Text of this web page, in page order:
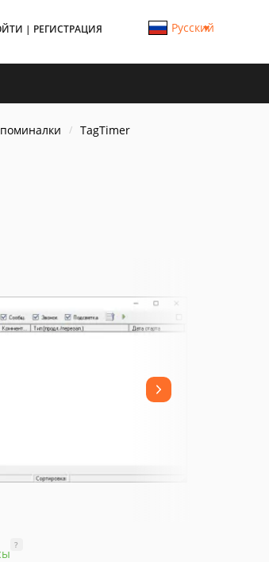
| РЕГИСТРАЦИЯ Русский
TagTimer
?